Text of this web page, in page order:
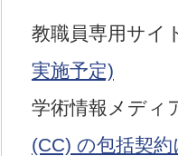
教職員専用サイ
実施予定)
学術情報メデ
(CC) の包括契